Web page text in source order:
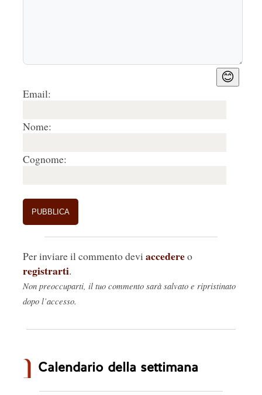
😊
Email:
Nome:
Cognome:
Per inviare il commento devi accedereo
registrarti.
Non preoccuparti, il tuo commento sarà salvato e ripristinato
dopo l’accesso.
Calendario della settimana